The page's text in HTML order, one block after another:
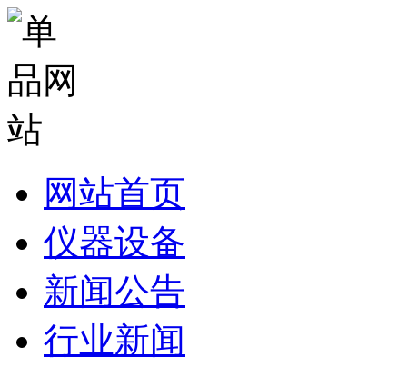
网站首页
仪器设备
新闻公告
行业新闻